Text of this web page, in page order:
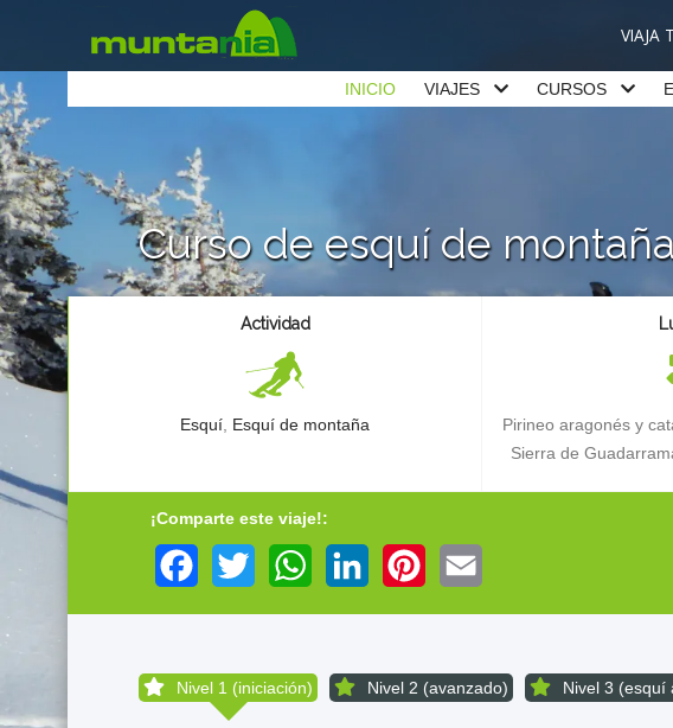
VIAJA
INICIO VIAJES CURSOS
Curso de esquí de
Actividad
Esquí Esquí de montaña
Pirineo aragonés y
Sierra de
¡Comparte este viaje!:
FacebookTwitter WhatsAppLinkedIn Pinterest
Nivel 1 (iniciación) Nivel 2 (avanzado) Nivel 3 (esquí